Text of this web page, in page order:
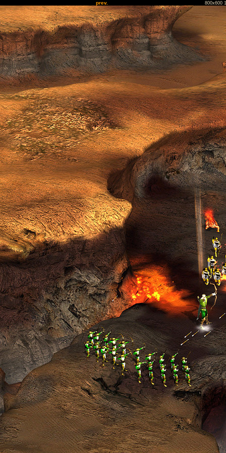
prev. 800x600